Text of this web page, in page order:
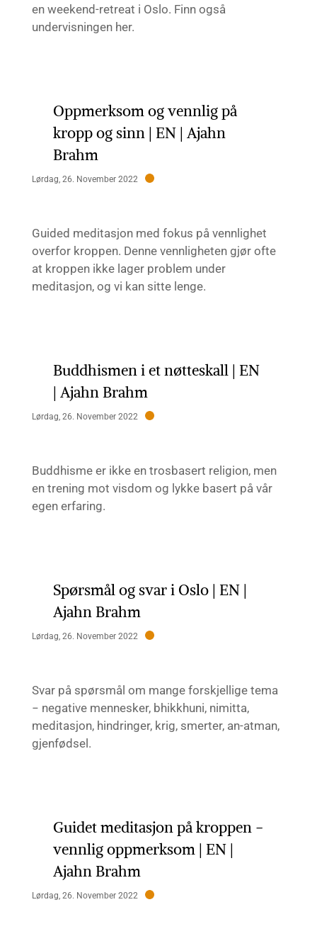
en weekend-retreat i Oslo. Finn også
undervisningen her.
Oppmerksom og vennlig på
kropp og sinn | EN | Ajahn
Brahm
Lørdag, 26. November 2022
Guided meditasjon med fokus på vennlighet
overfor kroppen. Denne vennligheten gjør ofte
at kroppen ikke lager problem under
meditasjon, og vi kan sitte lenge.
Buddhismen i et nøtteskall | EN
| Ajahn Brahm
Lørdag, 26. November 2022
Buddhisme er ikke en trosbasert religion, men
en trening mot visdom og lykke basert på vår
egen erfaring.
Spørsmål og svar i Oslo | EN |
Ajahn Brahm
Lørdag, 26. November 2022
Svar på spørsmål om mange forskjellige tema
− negative mennesker, bhikkhuni, nimitta,
meditasjon, hindringer, krig, smerter, an-atman,
gjenfødsel.
Guidet meditasjon på kroppen −
vennlig oppmerksom | EN |
Ajahn Brahm
Lørdag, 26. November 2022